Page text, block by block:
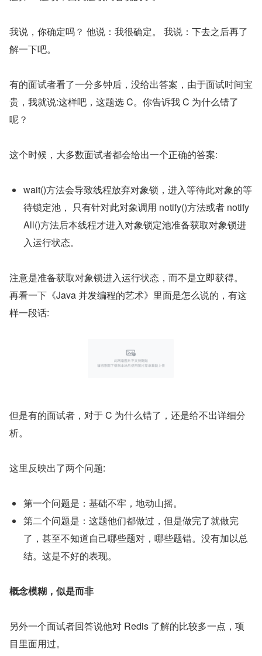
我说，你确定吗？ 他说：我很确定。 我说：下去之后再了
解一下吧。
有的面试者看了一分多钟后，没给出答案，由于面试时间宝
贵，我就说:这样吧，这题选 C。你告诉我 C 为什么错了
呢？
这个时候，大多数面试者都会给出一个正确的答案:
wait()方法会导致线程放弃对象锁，进入等待此对象的等
待锁定池， 只有针对此对象调用 notify()方法或者 notify
All()方法后本线程才进入对象锁定池准备获取对象锁进
入运行状态。
注意是准备获取对象锁进入运行状态，而不是立即获得。
再看一下《Java 并发编程的艺术》里面是怎么说的，有这
样一段话:
但是有的面试者，对于 C 为什么错了，还是给不出详细分
析。
这里反映出了两个问题:
第一个问题是：基础不牢，地动山摇。
第二个问题是：这题他们都做过，但是做完了就做完
了，甚至不知道自己哪些题对，哪些题错。没有加以总
结。这是不好的表现。
概念模糊，似是而非
另外一个面试者回答说他对 Redis 了解的比较多一点，项
目里面用过。